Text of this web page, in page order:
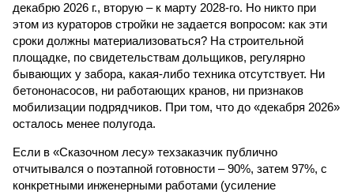
декабрю 2026 г., вторую – к марту 2028-го. Но никто при
этом из кураторов стройки не задается вопросом: как эти
сроки должны материализоваться? На строительной
площадке, по свидетельствам дольщиков, регулярно
бывающих у забора, какая-либо техника отсутствует. Ни
бетононасосов, ни работающих кранов, ни признаков
мобилизации подрядчиков. При том, что до «декабря 2026»
осталось менее полугода.
Если в «Сказочном лесу» техзаказчик публично
отчитывался о поэтапной готовности – 90%, затем 97%, с
конкретными инженерными работами (усиление